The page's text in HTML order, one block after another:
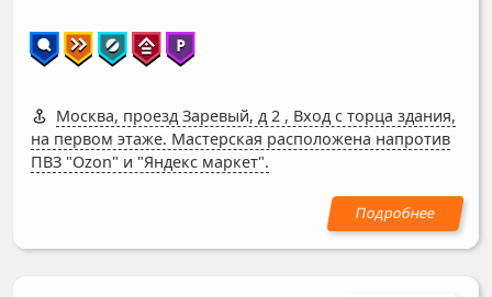
Москва, проезд Заревый, д 2 , Вход с торца здания,
на первом этаже. Мастерская расположена напротив
ПВЗ "Ozon" и "Яндекс маркет".